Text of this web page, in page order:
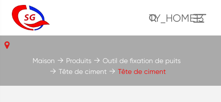
TY_HOME13
Maison Produits
Outil de fixation de puits
Tête de ciment
Tête de ciment